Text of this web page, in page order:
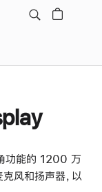
功能的 1200 万
风和扬声器，以